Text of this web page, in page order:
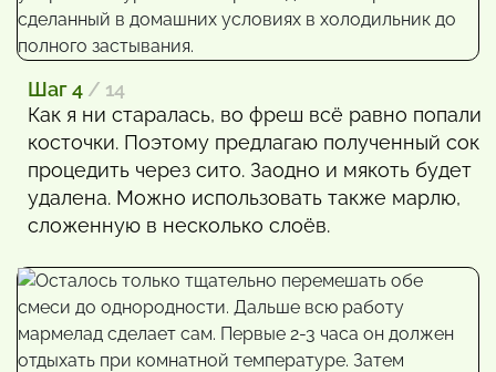
Шаг 4 / 14
Как я ни старалась, во фреш всё равно попали
косточки. Поэтому предлагаю полученный сок
процедить через сито. Заодно и мякоть будет
удалена. Можно использовать также марлю,
сложенную в несколько слоёв.